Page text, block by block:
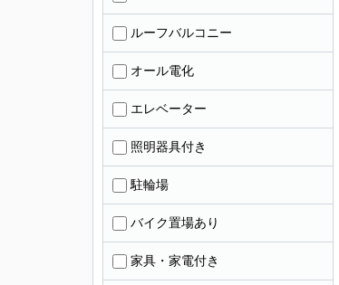
ルーフバルコニー
オール電化
エレベーター
照明器具付き
駐輪場
バイク置場あり
家具・家電付き